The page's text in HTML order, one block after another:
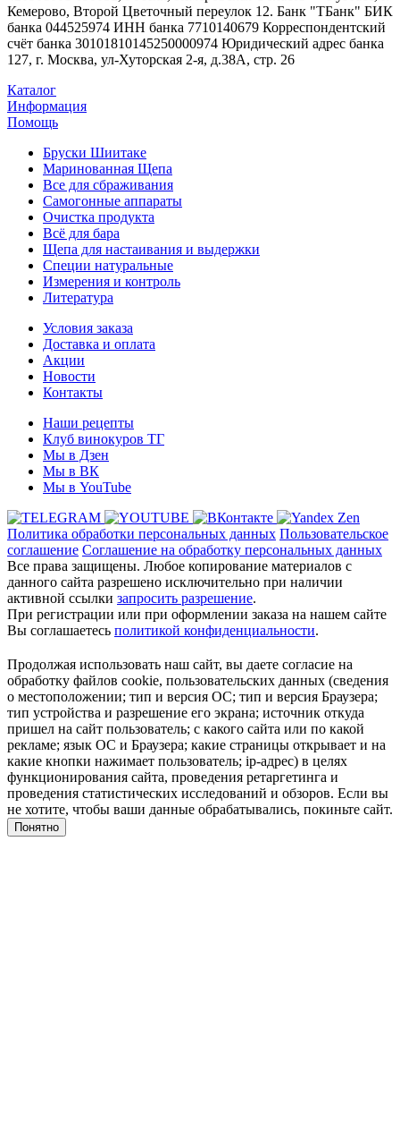
Кемерово, Второй Цветочный переулок 12. Банк "ТБанк" БИК
банка 044525974 ИНН банка 7710140679 Корреспондентский
счёт банка 30101810145250000974 Юридический адрес банка
127, г. Москва, ул-Хуторская 2-я, д.38А, стр. 26
Каталог
Информация
Помощь
Бруски Шиитаке
Маринованная Щепа
Все для сбраживания
Самогонные аппараты
Очистка продукта
Всё для бара
Щепа для настаивания и выдержки
Специи натуральные
Измерения и контроль
Литература
Условия заказа
Доставка и оплата
Акции
Новости
Контакты
Наши рецепты
Клуб винокуров ТГ
Мы в Дзен
Мы в ВК
Мы в YouTube
Политика обработки персональных данных Пользовательское
соглашение Соглашение на обработку персональных данных
Все права защищены. Любое копирование материалов с
данного сайта разрешено исключительно при наличии
активной ссылки запросить разрешение.
При регистрации или при оформлении заказа на нашем сайте
Вы соглашаетесь политикой конфиденциальности.
Продолжая использовать наш сайт, вы даете согласие на
обработку файлов cookie, пользовательских данных (сведения
о местоположении; тип и версия ОС; тип и версия Браузера;
тип устройства и разрешение его экрана; источник откуда
пришел на сайт пользователь; с какого сайта или по какой
рекламе; язык ОС и Браузера; какие страницы открывает и на
какие кнопки нажимает пользователь; ip-адрес) в целях
функционирования сайта, проведения ретаргетинга и
проведения статистических исследований и обзоров. Если вы
не хотите, чтобы ваши данные обрабатывались, покиньте сайт.
Понятно